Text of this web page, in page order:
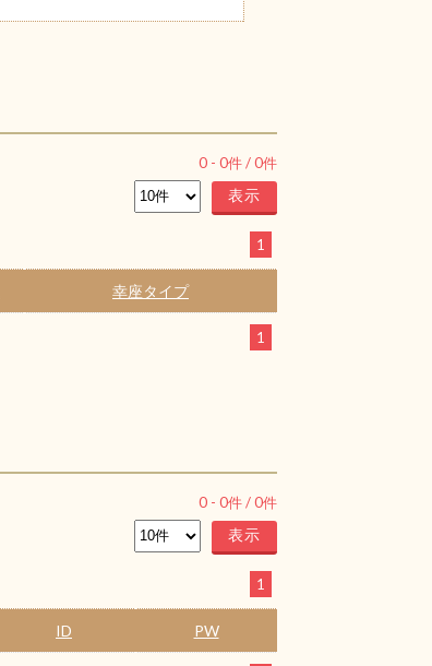
0 - 0件 /0件
1
幸座タイプ
1
0 - 0件 /0件
1
ID PW